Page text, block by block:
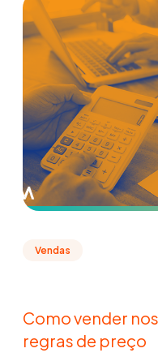
Vendas
Como vender
regras de preço